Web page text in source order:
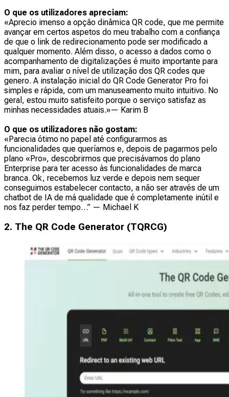
O que os utilizadores apreciam:
«Aprecio imenso a opção dinâmica QR code, que me permite
avançar em certos aspetos do meu trabalho com a confiança
de que o link de redirecionamento pode ser modificado a
qualquer momento. Além disso, o acesso a dados como o
acompanhamento de digitalizações é muito importante para
mim, para avaliar o nível de utilização dos QR codes que
genero. A instalação inicial do QR Code Generator Pro foi
simples e rápida, com um manuseamento muito intuitivo. No
geral, estou muito satisfeito porque o serviço satisfaz as
minhas necessidades atuais.»— Karim B
O que os utilizadores não gostam:
«Parecia ótimo no papel até configurarmos as
funcionalidades que queríamos e, depois de pagarmos pelo
plano «Pro», descobrirmos que precisávamos do plano
Enterprise para ter acesso às funcionalidades de marca
branca. Ok, recebemos luz verde e depois nem sequer
conseguimos estabelecer contacto, a não ser através de um
chatbot de IA de má qualidade que é completamente inútil e
nos faz perder tempo…” — Michael K
2. The QR Code Generator (TQRCG)